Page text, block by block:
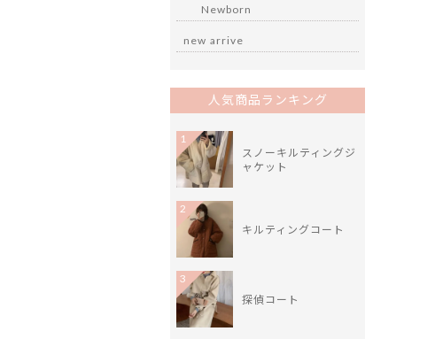
Newborn
new arrive
人気商品ランキング
スノーキルティングジ
ャケット
1
キルティングコート
2
探偵コート
3